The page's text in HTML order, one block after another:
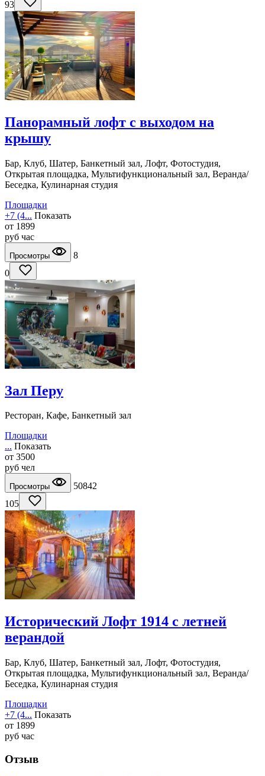
93
Панорамный лофт с выходом на
крышу
Бар, Клуб, Шатер, Банкетный зал, Лофт, Фотостудия,
Открытая площадка, Мультифункциональный зал, Веранда/
Беседка, Кулинарная студия
Площадки
+7 (4... Показать
от 1899
руб час
Просмотры
8
0
Зал Перу
Ресторан, Кафе, Банкетный зал
Площадки
... Показать
от 3500
руб чел
Просмотры
50842
105
Исторический Лофт 1914 с летней
верандой
Бар, Клуб, Шатер, Банкетный зал, Лофт, Фотостудия,
Открытая площадка, Мультифункциональный зал, Веранда/
Беседка, Кулинарная студия
Площадки
+7 (4... Показать
от 1899
руб час
Отзыв